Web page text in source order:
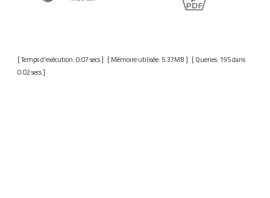
[ Temps d'exécution: 0.07 secs ] [ Mémoire utilisée: 5.37MB ] [ Queries: 195 dans
0.02 secs ]